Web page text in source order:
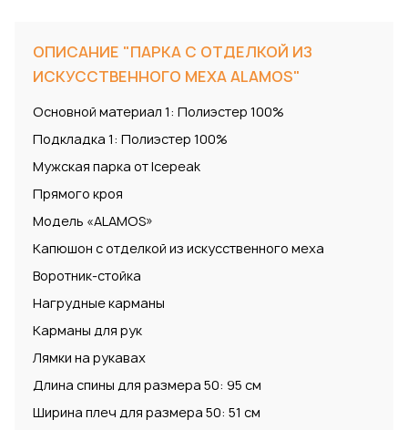
ОПИСАНИЕ "ПАРКА С ОТДЕЛКОЙ ИЗ
ИСКУССТВЕННОГО МЕХА ALAMOS"
Основной материал 1: Полиэстер 100%
Подкладка 1: Полиэстер 100%
Мужская парка от Icepeak
Прямого кроя
Модель «ALAMOS»
Капюшон с отделкой из искусственного меха
Воротник-стойка
Нагрудные карманы
Карманы для рук
Лямки на рукавах
Длина спины для размера 50: 95 см
Ширина плеч для размера 50: 51 см